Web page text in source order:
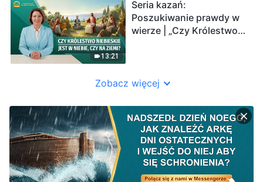
13:21
Seria kazań:
Poszukiwanie prawdy w
wierze | „Czy Królestwo
Zobacz więcej